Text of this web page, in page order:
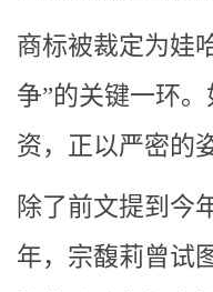
商标被裁定为娃
争”的关键一环
资，正以严密的
除了前文提到今
年，宗馥莉曾试